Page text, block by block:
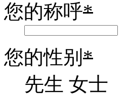
您的称呼*
您的性别 *
先生 女士